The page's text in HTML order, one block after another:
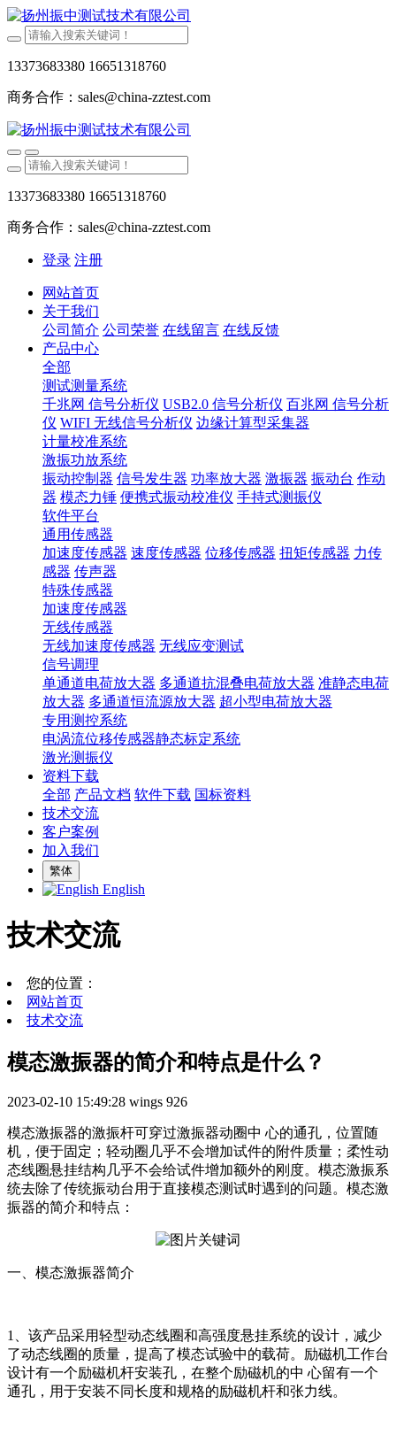
13373683380 16651318760
商务合作：sales@china-zztest.com
13373683380 16651318760
商务合作：sales@china-zztest.com
登录 注册
网站首页
关于我们
公司简介 公司荣誉 在线留言 在线反馈
产品中心
全部
测试测量系统
千兆网 信号分析仪 USB2.0 信号分析仪 百兆网 信号分析
仪 WIFI 无线信号分析仪 边缘计算型采集器
计量校准系统
激振功放系统
振动控制器 信号发生器 功率放大器 激振器 振动台 作动
器 模态力锤 便携式振动校准仪 手持式测振仪
软件平台
通用传感器
加速度传感器 速度传感器 位移传感器 扭矩传感器 力传
感器 传声器
特殊传感器
加速度传感器
无线传感器
无线加速度传感器 无线应变测试
信号调理
单通道电荷放大器 多通道抗混叠电荷放大器 准静态电荷
放大器 多通道恒流源放大器 超小型电荷放大器
专用测控系统
电涡流位移传感器静态标定系统
激光测振仪
资料下载
全部 产品文档 软件下载 国标资料
技术交流
客户案例
加入我们
繁体
English
技术交流
您的位置：
网站首页
技术交流
模态激振器的简介和特点是什么？
2023-02-10 15:49:28 wings 926
模态激振器的激振杆可穿过激振器动圈中 心的通孔，位置随
机，便于固定；轻动圈几乎不会增加试件的附件质量；柔性动
态线圈悬挂结构几乎不会给试件增加额外的刚度。模态激振系
统去除了传统振动台用于直接模态测试时遇到的问题。模态激
振器的简介和特点：
一、模态激振器简介
1、该产品采用轻型动态线圈和高强度悬挂系统的设计，减少
了动态线圈的质量，提高了模态试验中的载荷。励磁机工作台
设计有一个励磁机杆安装孔，在整个励磁机的中 心留有一个
通孔，用于安装不同长度和规格的励磁机杆和张力线。